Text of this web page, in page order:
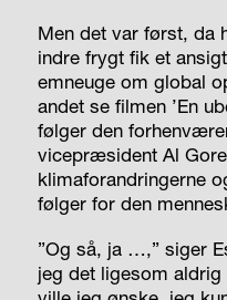
Men det var først, da
indre frygt fik et
emneuge om global
andet se filmen ’En
følger den
vicepræsident Al
klimaforandringerne
følger for den
”Og så, ja …,” siger
jeg det ligesom